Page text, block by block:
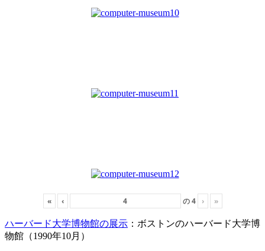
« ‹ の4 › »
ハーバード大学博物館の展示 ：ボストンのハーバード大学博
物館（1990年10月）